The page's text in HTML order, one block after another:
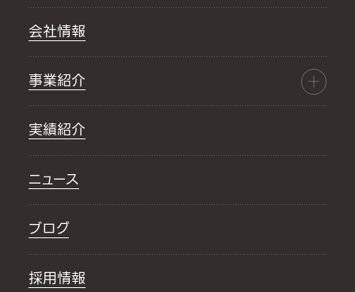
会社情報
事業紹介
実績紹介
ニュース
ブログ
採用情報